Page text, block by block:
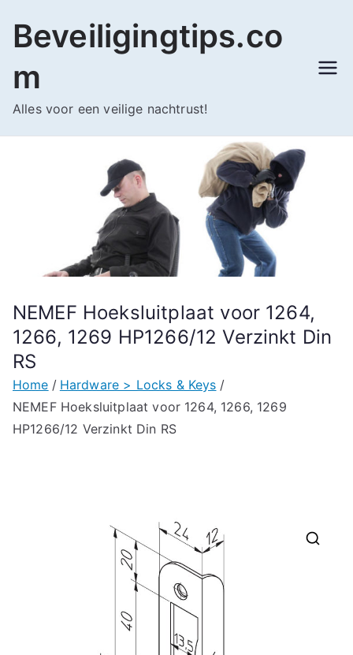
naar
inhoud
Beveiligingtips.co
m
Alles voor een veilige nachtrust!
NEMEF Hoeksluitplaat voor 1264,
1266, 1269 HP1266/12 Verzinkt Din
RS
Home
Hardware > Locks & Keys
NEMEF Hoeksluitplaat voor 1264, 1266, 1269
HP1266/12 Verzinkt Din RS